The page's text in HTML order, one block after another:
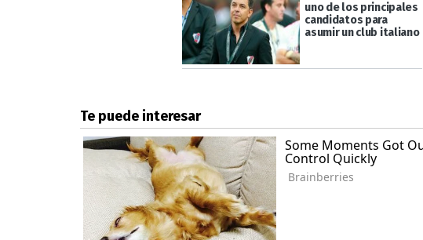
uno de los principales
candidatos para
asumir un club italiano